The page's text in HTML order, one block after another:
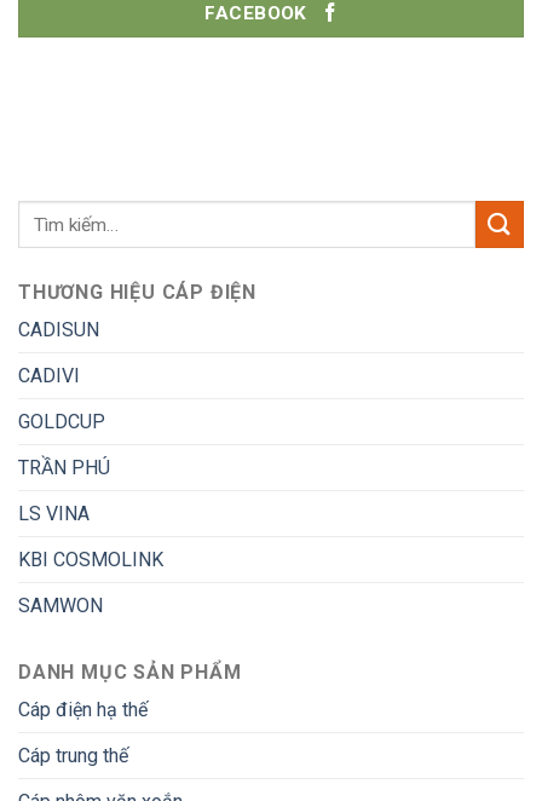
FACEBOOK
THƯƠNG HIỆU CÁP ĐIỆN
CADISUN
CADIVI
GOLDCUP
TRẦN PHÚ
LS VINA
KBI COSMOLINK
SAMWON
DANH MỤC SẢN PHẨM
Cáp điện hạ thế
Cáp trung thế